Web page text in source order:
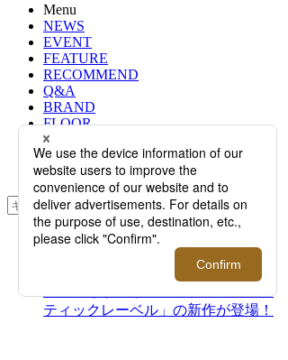
Menu
NEWS
EVENT
FEATURE
RECOMMEND
Q&A
BRAND
FLOOR
RANKING
ONLINE STORE
SERVICE
検索
TOP
＜ブレイリオ＞｜レーデルコードバ
ティックレーベル」の新作が登場！